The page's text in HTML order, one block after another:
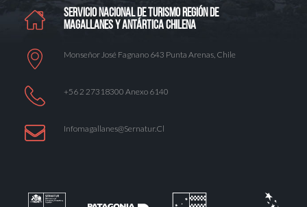
SERVICIO NACIONAL DE TURISMO REGIÓN DE
MAGALLANES Y ANTÁRTICA CHILENA
Monseñor José Fagnano 643 Punta Arenas, Chile
+56 2 27318300 Anexo 6140
Infomagallanes@Sernatur.cl